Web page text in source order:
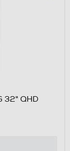
32" QHD